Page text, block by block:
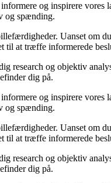
og inspirere vores
og spænding.
Uanset om
til at træffe informerede
research og objektiv
dig på.
og inspirere vores
og spænding.
Uanset om
til at træffe informerede
research og objektiv
dig på.